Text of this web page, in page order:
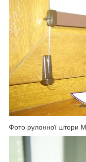
Фото рулонної штори